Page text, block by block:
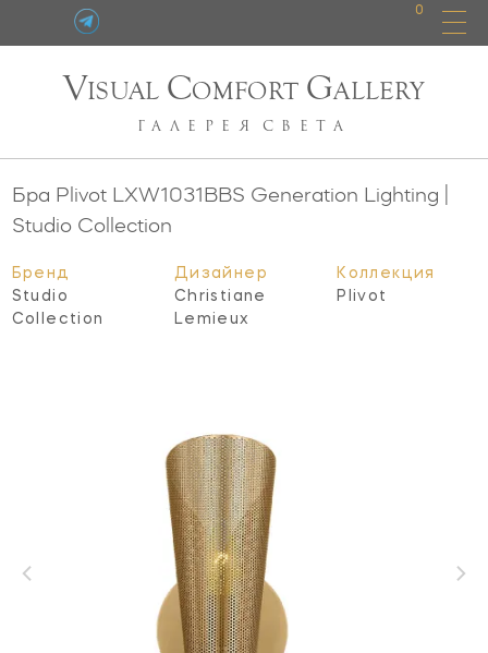
0
VISUAL COMFORT GALLERY
ГАЛЕРЕЯ СВЕТА
Бра Plivot LXW1031BBS Generation Lighting |
Studio Collection
Бренд
Studio
Collection
Дизайнер
Christiane
Lemieux
Коллекция
Plivot